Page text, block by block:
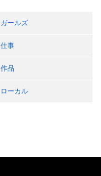
ガールズ
仕事
作品
ローカル